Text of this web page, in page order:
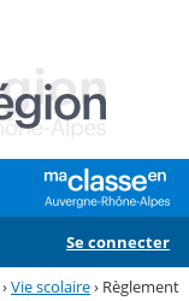
Se connecter
›Vie scolaire› Règlement